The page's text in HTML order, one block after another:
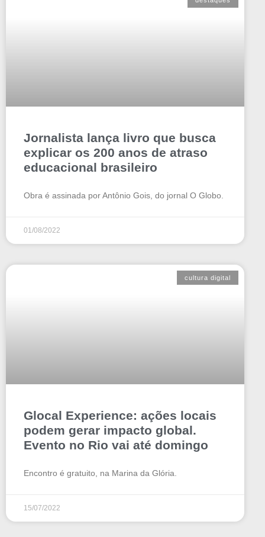
Jornalista lança livro que busca
explicar os 200 anos de atraso
educacional brasileiro
Obra é assinada por Antônio Gois, do jornal O Globo.
01/08/2022
cultura digital
Glocal Experience: ações locais
podem gerar impacto global.
Evento no Rio vai até domingo
Encontro é gratuito, na Marina da Glória.
15/07/2022